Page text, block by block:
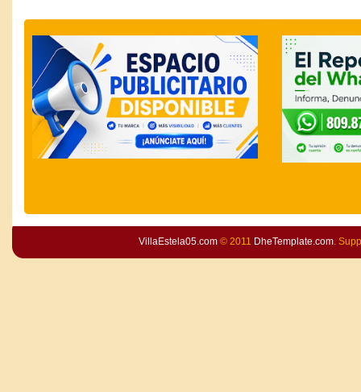
VillaEstela05.com© 2011 DheTemplate.com.